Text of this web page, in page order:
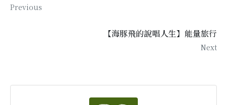
Previous
【海豚飛的說唱人生】能量旅行
Next